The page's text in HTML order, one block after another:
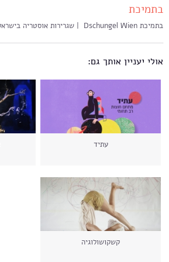
בתמיכת
בתמיכת Dschungel Wien | שגרירות אוסטריה בישראל
אולי יעניין אותך גם:
עתיד
קשקושולוגיה